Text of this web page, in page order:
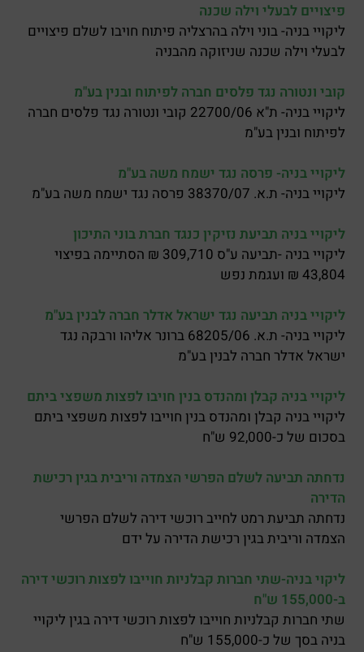
פיצויים לבעלי וילה שכנה
ליקויי בניה- בוני וילה בהרצליה פיתוח חויבו לשלם פיצויים
לבעלי וילה שכנה שניזוקה מהבניה
קובי ונטורה נגד פלסים חברה לפיתוח ובנין בע"מ
ליקויי בניה- ת"א 22700/06 קובי ונטורה נגד פלסים חברה
לפיתוח ובנין בע"מ
ליקויי בניה- פרסה נגד ישמח משה בע"מ
ליקויי בניה- ת.א. 38370/07 פרסה נגד ישמח משה בע"מ
ליקויי בניה תביעת נזיקין כנגד חברת בוני התיכון
ליקויי בניה -תביעה ע"ס 309,710 ₪ הסתיימה בפיצוי
43,804 ₪ ועגמת נפש
ליקויי בניה תביעה נגד ישראל אדלר חברה לבנין בע"מ
ליקויי בניה- ת.א. 68205/06 ברונר אליהו ורבקה נגד
ישראל אדלר חברה לבנין בע"מ
ליקויי בניה קבלן ומהנדס בנין חויבו לפצות משפצי ביתם
ליקויי בניה קבלן ומהנדס בנין חוייבו לפצות משפצי ביתם
בסכום של כ-92,000 ש"ח
נדחתה תביעה לשלם הפרשי הצמדה וריבית בגין רכישת
הדירה
נדחתה תביעת רמט לחייב רוכשי דירה לשלם הפרשי
הצמדה וריבית בגין רכישת הדירה על ידם
ליקוי בניה-שתי חברות קבלניות חוייבו לפצות רוכשי דירה
ב-155,000 ש"ח
שתי חברות קבלניות חוייבו לפצות רוכשי דירה בגין ליקויי
בניה בסך של כ-155,000 ש"ח